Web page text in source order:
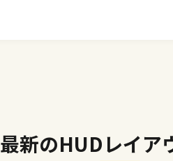
最新のHUDレイア